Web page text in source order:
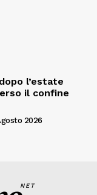
l’estate
il confine
2026
NET